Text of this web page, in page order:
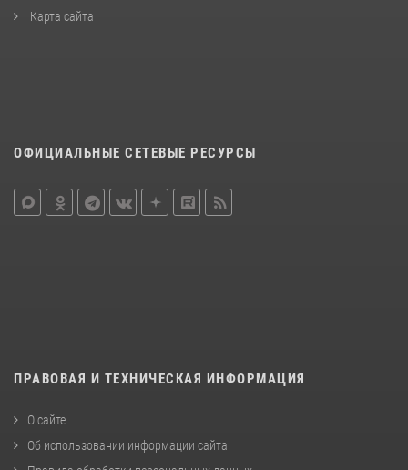
Карта сайта
ОФИЦИАЛЬНЫЕ СЕТЕВЫЕ РЕСУРСЫ
ПРАВОВАЯ И ТЕХНИЧЕСКАЯ ИНФОРМАЦИЯ
О сайте
Об использовании информации сайта